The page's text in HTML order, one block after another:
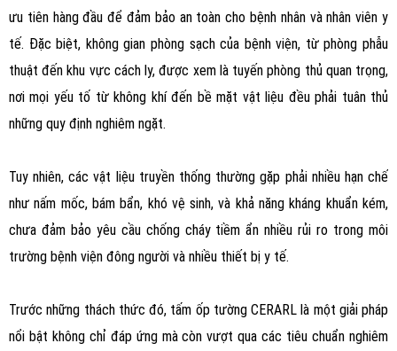
ưu tiên hàng đầu để đảm bảo an toàn cho bệnh nhân và nhân viên y
tế. Đặc biệt, không gian phòng sạch của bệnh viện, từ phòng phẫu
thuật đến khu vực cách ly, được xem là tuyến phòng thủ quan trọng,
nơi mọi yếu tố từ không khí đến bề mặt vật liệu đều phải tuân thủ
những quy định nghiêm ngặt.
Tuy nhiên, các vật liệu truyền thống thường gặp phải nhiều hạn chế
như nấm mốc, bám bẩn, khó vệ sinh, và khả năng kháng khuẩn kém,
chưa đảm bảo yêu cầu chống cháy tiềm ẩn nhiều rủi ro trong môi
trường bệnh viện đông người và nhiều thiết bị y tế.
Trước những thách thức đó, tấm ốp tường CERARL là một giải pháp
nổi bật không chỉ đáp ứng mà còn vượt qua các tiêu chuẩn nghiêm